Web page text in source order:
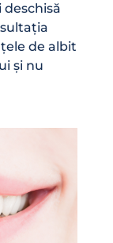
de albit
și nu